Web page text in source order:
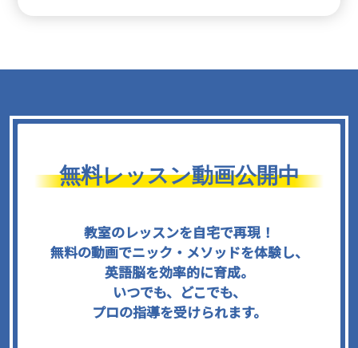
無料レッスン動画公開中
教室のレッスンを自宅で再現！
無料の動画でニック・メソッドを体験し、
英語脳を効率的に育成。
いつでも、どこでも、
プロの指導を受けられます。